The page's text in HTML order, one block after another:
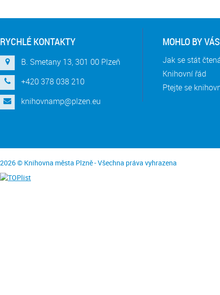
RYCHLÉ KONTAKTY
B. Smetany 13, 301 00 Plzeň
+420 378 038 210
knihovnamp@plzen.eu
MOHLO BY
Jak se stát
Knihovní řád
Ptejte se
2026 © Knihovna města Plzně - Všechna práva vyhrazena